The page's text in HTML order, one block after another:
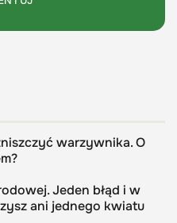
warzywnika. O
Jeden błąd i w
ani jednego kwiatu